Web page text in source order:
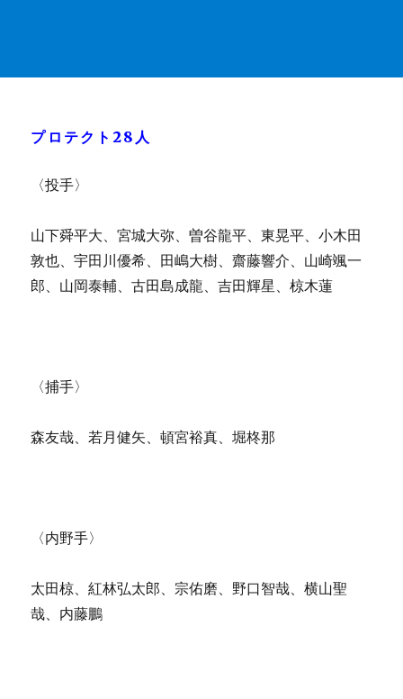
プロテクト28人
〈投手〉
山下舜平大、宮城大弥、曽谷龍平、東晃平、小木田
敦也、宇田川優希、田嶋大樹、齋藤響介、山崎颯一
郎、山岡泰輔、古田島成龍、吉田輝星、椋木蓮
〈捕手〉
森友哉、若月健矢、頓宮裕真、堀柊那
〈内野手〉
太田椋、紅林弘太郎、宗佑磨、野口智哉、横山聖
哉、内藤鵬